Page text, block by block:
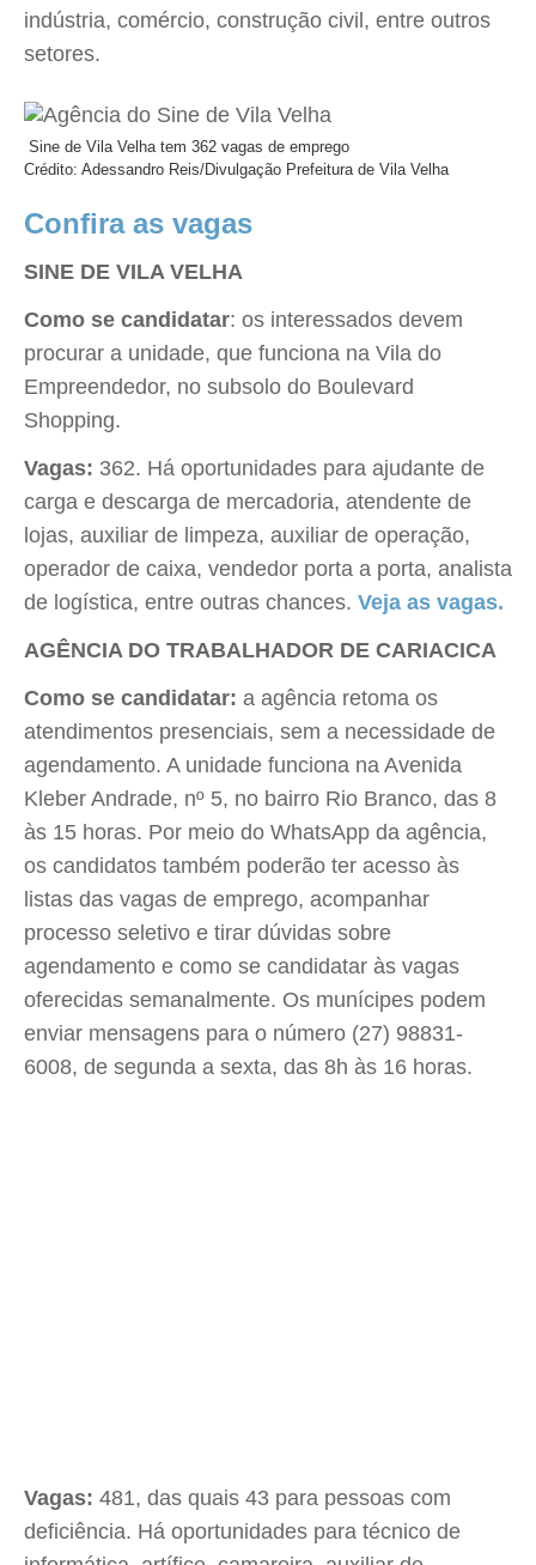
indústria, comércio, construção civil, entre outros
setores.
Sine de Vila Velha tem 362 vagas de emprego
Crédito: Adessandro Reis/Divulgação Prefeitura de Vila Velha
Confira as vagas
SINE DE VILA VELHA
Como se candidatar: os interessados devem
procurar a unidade, que funciona na Vila do
Empreendedor, no subsolo do Boulevard
Shopping.
Vagas: 362. Há oportunidades para ajudante de
carga e descarga de mercadoria, atendente de
lojas, auxiliar de limpeza, auxiliar de operação,
operador de caixa, vendedor porta a porta, analista
de logística, entre outras chances. Veja as vagas.
AGÊNCIA DO TRABALHADOR DE CARIACICA
Como se candidatar: a agência retoma os
atendimentos presenciais, sem a necessidade de
agendamento. A unidade funciona na Avenida
Kleber Andrade, nº 5, no bairro Rio Branco, das 8
às 15 horas. Por meio do WhatsApp da agência,
os candidatos também poderão ter acesso às
listas das vagas de emprego, acompanhar
processo seletivo e tirar dúvidas sobre
agendamento e como se candidatar às vagas
oferecidas semanalmente. Os munícipes podem
enviar mensagens para o número (27) 98831-
6008, de segunda a sexta, das 8h às 16 horas.
Vagas: 481, das quais 43 para pessoas com
deficiência. Há oportunidades para técnico de